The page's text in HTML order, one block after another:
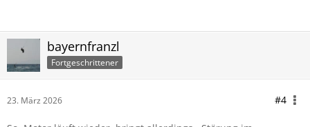
bayernfranzl
Fortgeschrittener
23. März 2026 #4